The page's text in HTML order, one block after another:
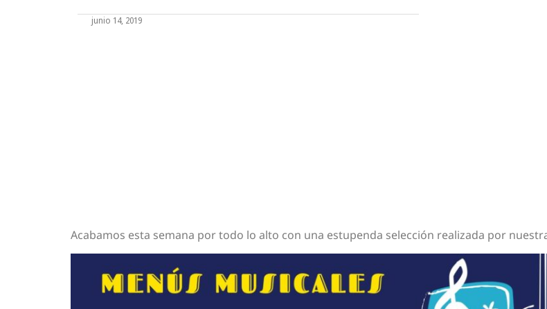
junio 14, 2019
Acabamos esta semana por todo lo alto con una estupenda selección realizada por